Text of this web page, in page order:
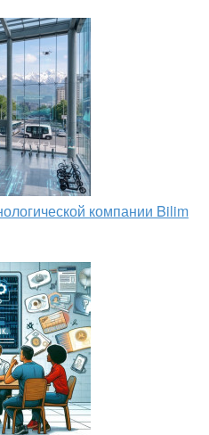
компании Bilim